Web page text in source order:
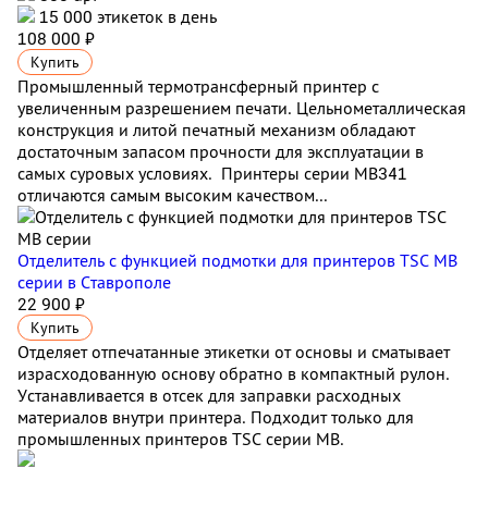
15 000 этикеток в день
108 000 ₽
Купить
Промышленный термотрансферный принтер с
увеличенным разрешением печати. Цельнометаллическая
конструкция и литой печатный механизм обладают
достаточным запасом прочности для эксплуатации в
самых суровых условиях. Принтеры серии MB341
отличаются самым высоким качеством...
Отделитель с функцией подмотки для принтеров TSC МВ
серии в Ставрополе
22 900 ₽
Купить
Отделяет отпечатанные этикетки от основы и сматывает
израсходованную основу обратно в компактный рулон.
Устанавливается в отсек для заправки расходных
материалов внутри принтера. Подходит только для
промышленных принтеров TSC серии MB.